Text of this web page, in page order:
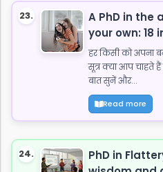
23.
A PhD in the
your own: 18
हर किसी को अपना
सूत्र क्या आप
बात सुनें और...
Read more
24.
PhD in